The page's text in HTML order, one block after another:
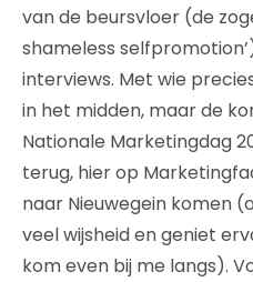
van de beursvloer (de
shameless
interviews. Met wie
in het midden, maar de
Nationale Marketingdag
terug, hier op
naar Nieuwegein komen
veel wijsheid en geniet
kom even bij me langs).